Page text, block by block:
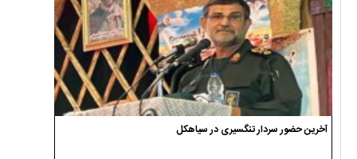
آخرین حضور سردار تنگسیری در سیاهکل